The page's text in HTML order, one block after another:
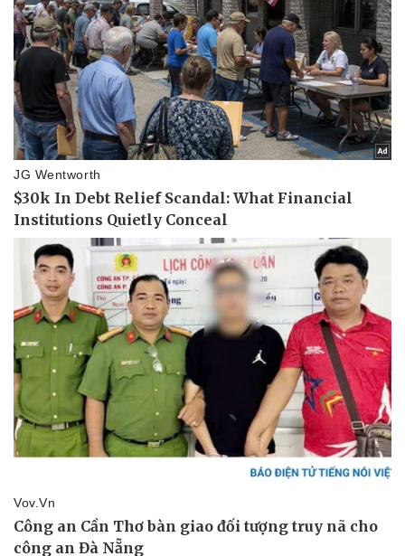
Thông tin doanh nghiệp
Doanh nghiệp 24h
Doanh nhân
Vì cộng đồng
Sành điệu
Tin Công nghệ
Trải nghiệm
Chuyển đổi số